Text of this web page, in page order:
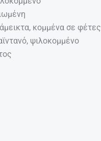
κομμένα σε φέτες
ψιλοκομμένο